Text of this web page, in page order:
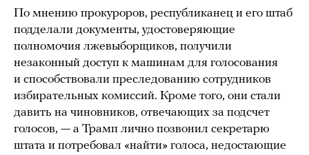
По мнению прокуроров, республиканец и его штаб
подделали документы, удостоверяющие
полномочия лжевыборщиков, получили
незаконный доступ к машинам для голосования
и способствовали преследованию сотрудников
избирательных комиссий. Кроме того, они стали
давить на чиновников, отвечающих за подсчет
голосов, — а Трамп лично позвонил секретарю
штата и потребовал «найти» голоса, недостающие